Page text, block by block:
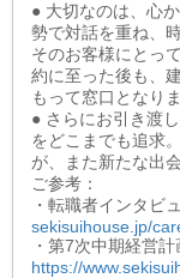
● 大切なのは、心
勢で対話を重ね、
そのお客様にとっ
約に至った後も、
もって窓口となり
● さらにお引き渡
をどこまでも追求
が、また新たな出
ご参考：
・転職者インタビ
sekisuihouse.jp/
・第7次中期経営
https://